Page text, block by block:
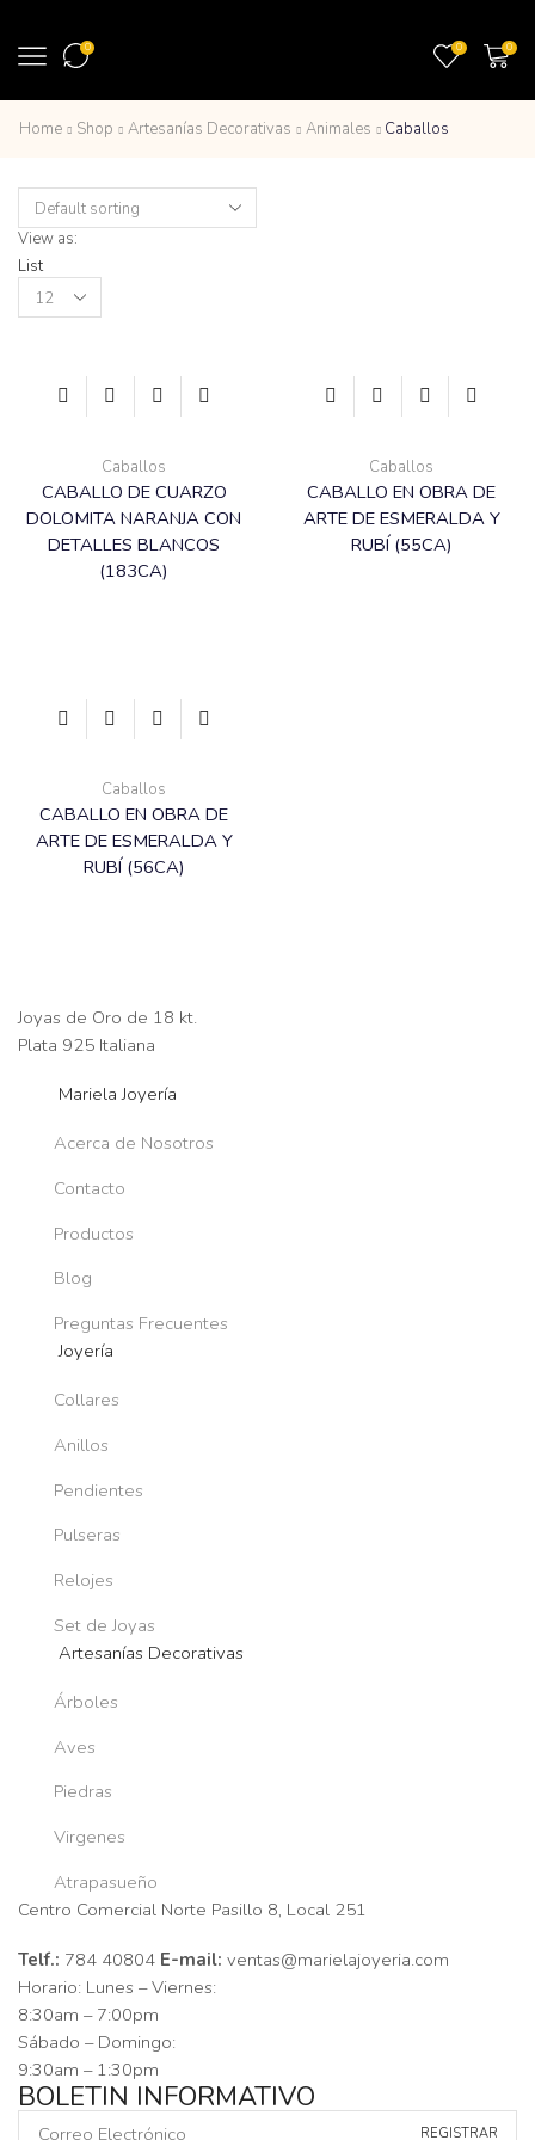
0 0 0
Home Shop Artesanías Decorativas Animales Caballos
View as:
List
Products
per
Caballos
CABALLO DE CUARZO
DOLOMITA NARANJA CON
DETALLES BLANCOS
(183CA)
Caballos
CABALLO EN OBRA DE
ARTE DE ESMERALDA Y
RUBÍ (55CA)
Caballos
CABALLO EN OBRA DE
ARTE DE ESMERALDA Y
RUBÍ (56CA)
Joyas de Oro de 18 kt.
Plata 925 Italiana
Mariela Joyería
Acerca de Nosotros
Contacto
Productos
Blog
Preguntas Frecuentes
Joyería
Collares
Anillos
Pendientes
Pulseras
Relojes
Set de Joyas
Artesanías Decorativas
Árboles
Aves
Piedras
Virgenes
Atrapasueño
Centro Comercial Norte Pasillo 8, Local 251
Telf.: 784 40804 E-mail: ventas@marielajoyeria.com
Horario: Lunes – Viernes:
8:30am – 7:00pm
Sábado – Domingo:
9:30am – 1:30pm
BOLETIN INFORMATIVO